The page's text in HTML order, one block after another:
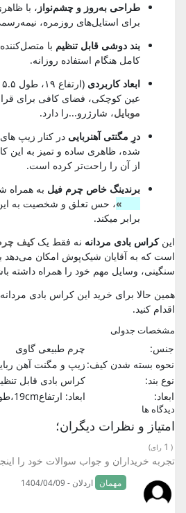
طراحی به‌روز و چشم‌نواز ، با
برای استایل‌های روزمره،
بند دوشی قابل تنظیم با
کامل هنگام استفاده روزانه.
ابعاد کاربردی
عین کوچکی، فضای کافی برای
موبایل، شارژرو...را دارد.
درِ مگنتی آهنربایی در کنار زیپ
شده، ظاهری ساده و تمیز به این
از آن را راحت‌تر کرده است.
برندینگ خاص چرم فیل به‌ همراه
، حس تعلق و شخصیت به
برابر میکند.
اینکراس بادی مردانه نه فقط یککیف
است که به آقایان شیک‌پوش امکان می‌دهد
سنگینی، وسایل مهم خود را همراه داشته
همین حالا برای خرید این کراس بادی
اقدام کنید.
مشخصات جدولی
جنس:
چرم طبیعی گاوی
نحوه بسته شدن کیف: زیپ و مگنت آهن
نوع بند:
کراس بادی قابل
ابعاد:
ابعاد: ارتفاع19cm،طول15/5cm،عطف4cm
دیدگاه ها
امتیاز و نظرات دیگران؛
(
1 رای)
تجربه خریداران و جواب سوالات خود را اینجا
مهمان اردلان - 1404/04/09